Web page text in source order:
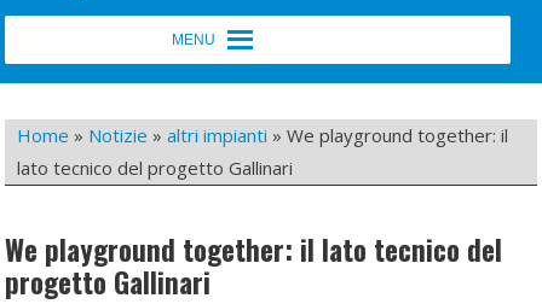
Home » Notizie »altri impianti »We playground together: il
lato tecnico del progetto Gallinari
We playground together: il lato tecnico del
progetto Gallinari